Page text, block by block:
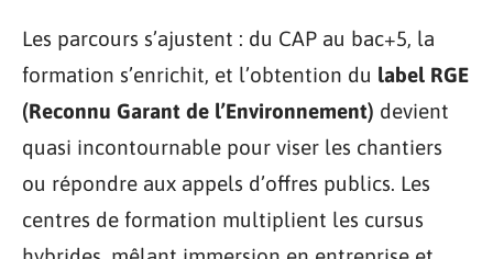
Les parcours s’ajustent : du CAP au bac+5, la
formation s’enrichit, et l’obtention du label RGE
(Reconnu Garant de l’Environnement) devient
quasi incontournable pour viser les chantiers
ou répondre aux appels d’offres publics. Les
centres de formation multiplient les cursus